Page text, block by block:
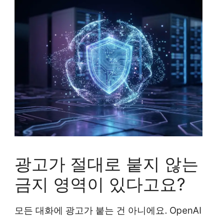
광고가 절대로 붙지 않는
금지 영역이 있다고요?
모든 대화에 광고가 붙는 건 아니에요. OpenAI